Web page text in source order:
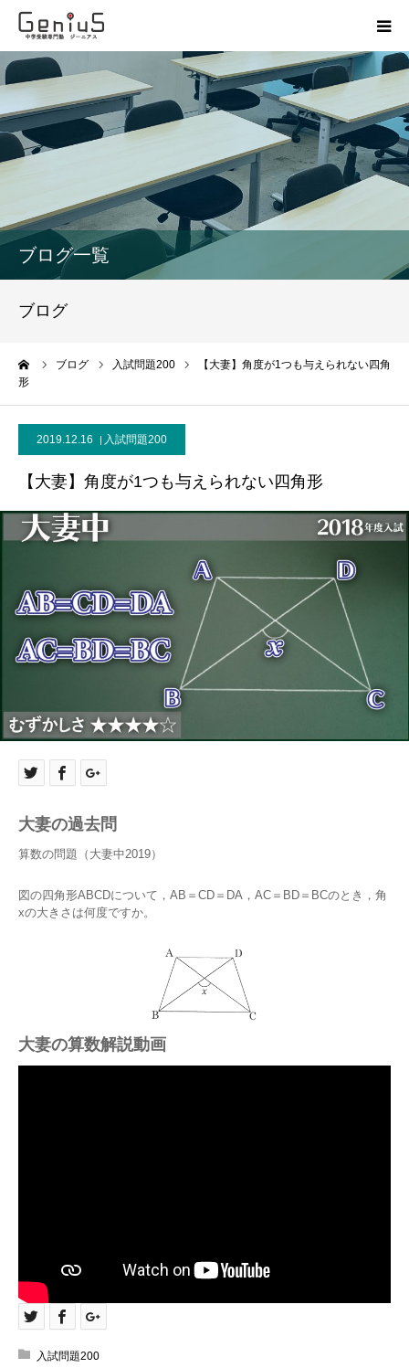
ブログ一覧
ブログ
ブログ 入試問題200
【大妻】角度が1つも与えられない四角
形
2019.12.16 入試問題200
【大妻】角度が1つも与えられない四角形
大妻の過去問
算数の問題（大妻中2019）
図の四角形ABCDについて，AB＝CD＝DA，AC＝BD＝BCのとき，角
xの大きさは何度ですか。
大妻の算数解説動画
入試問題200
授業
志望校別特訓
模試